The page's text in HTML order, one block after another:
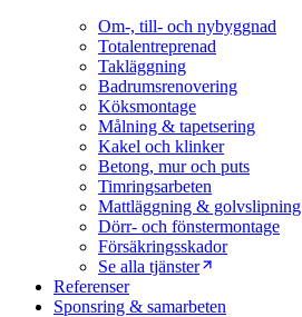
Om-, till- och nybyggnad
Totalentreprenad
Takläggning
Badrumsrenovering
Köksmontage
Målning & tapetsering
Kakel och klinker
Betong, mur och puts
Timringsarbeten
Mattläggning & golvslipning
Dörr- och fönstermontage
Försäkringsskador
Se alla tjänster
Referenser
Sponsring & samarbeten